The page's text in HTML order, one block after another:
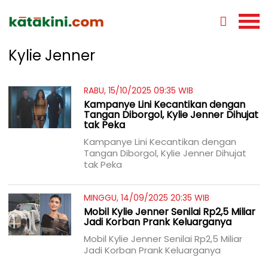
Kylie Jenner
RABU, 15/10/2025 09:35 WIB
Kampanye Lini Kecantikan dengan
Tangan Diborgol, Kylie Jenner Dihujat
tak Peka
Kampanye Lini Kecantikan dengan
Tangan Diborgol, Kylie Jenner Dihujat
tak Peka
MINGGU, 14/09/2025 20:35 WIB
Mobil Kylie Jenner Senilai Rp2,5 Miliar
Jadi Korban Prank Keluarganya
Mobil Kylie Jenner Senilai Rp2,5 Miliar
Jadi Korban Prank Keluarganya